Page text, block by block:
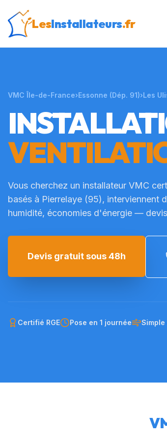
LesInstallateurs.fr
VMC Île-de-France›Essonne (Dép. 91)›Les
Vous cherchez un installateur VMC
basés à Pierrelaye (95), interviennent
humidité, économies d'énergie —
Devis gratuit sous 48h
Certifié RGE Pose en 1 journée Simple